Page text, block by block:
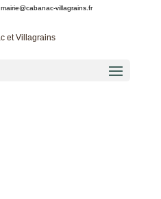
mairie@cabanac-villagrains.fr